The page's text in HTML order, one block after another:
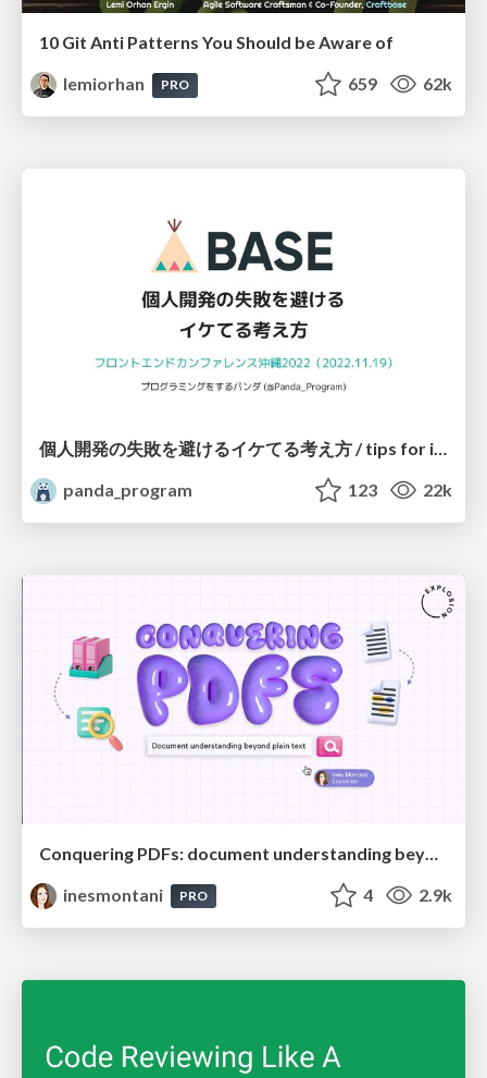
10 Git Anti Patterns You Should be Aware of
lemiorhan
PRO 659 62k
個人開発の失敗を避けるイケてる考え方 / tips for indie hackers
panda_program
123 22k
Conquering PDFs: document understanding beyond plain text
inesmontani
PRO 4 2.9k